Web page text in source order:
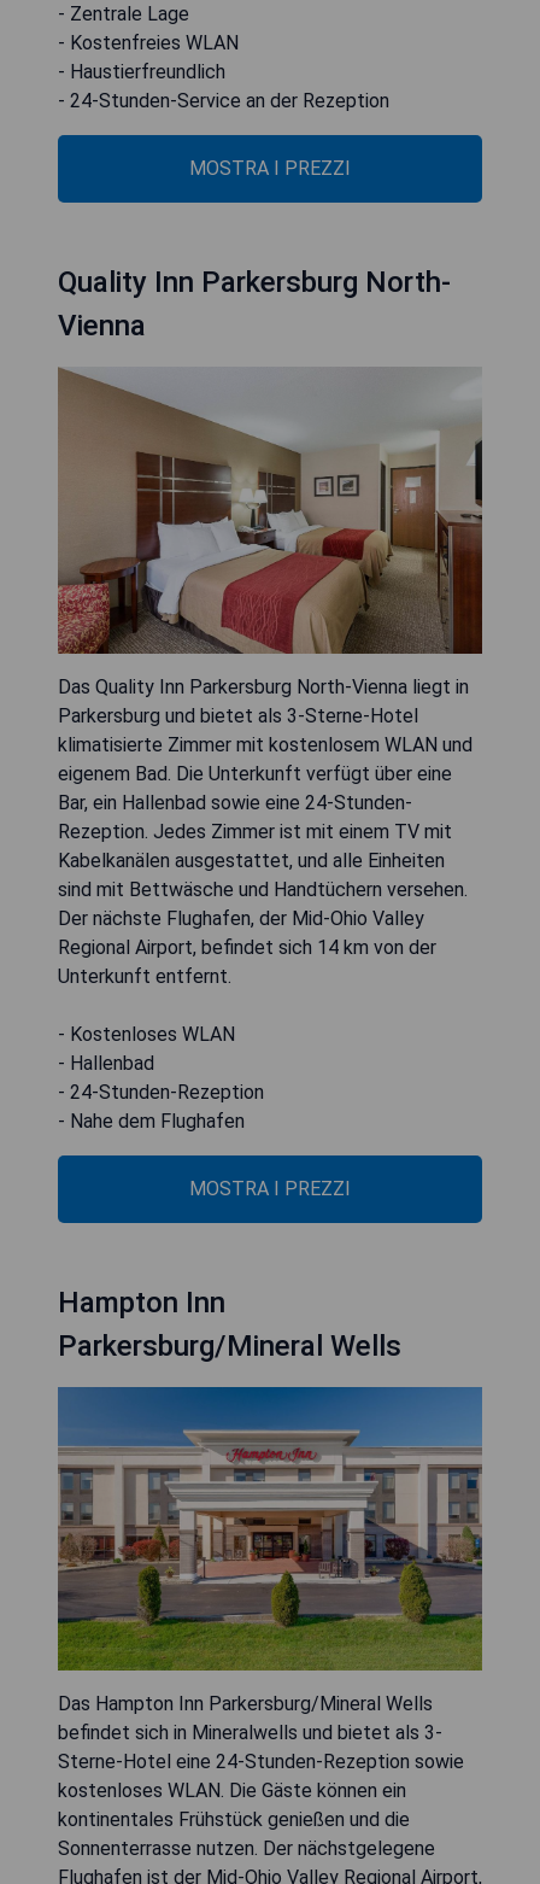
- Zentrale Lage
- Kostenfreies WLAN
- Haustierfreundlich
- 24-Stunden-Service an der Rezeption
MOSTRA I PREZZI
Quality Inn Parkersburg North-
Vienna
Das Quality Inn Parkersburg North-Vienna liegt in
Parkersburg und bietet als 3-Sterne-Hotel
klimatisierte Zimmer mit kostenlosem WLAN und
eigenem Bad. Die Unterkunft verfügt über eine
Bar, ein Hallenbad sowie eine 24-Stunden-
Rezeption. Jedes Zimmer ist mit einem TV mit
Kabelkanälen ausgestattet, und alle Einheiten
sind mit Bettwäsche und Handtüchern versehen.
Der nächste Flughafen, der Mid-Ohio Valley
Regional Airport, befindet sich 14 km von der
Unterkunft entfernt.
- Kostenloses WLAN
- Hallenbad
- 24-Stunden-Rezeption
- Nahe dem Flughafen
MOSTRA I PREZZI
Hampton Inn
Parkersburg/Mineral Wells
Das Hampton Inn Parkersburg/Mineral Wells
befindet sich in Mineralwells und bietet als 3-
Sterne-Hotel eine 24-Stunden-Rezeption sowie
kostenloses WLAN. Die Gäste können ein
kontinentales Frühstück genießen und die
Sonnenterrasse nutzen. Der nächstgelegene
Flughafen ist der Mid-Ohio Valley Regional Airport,